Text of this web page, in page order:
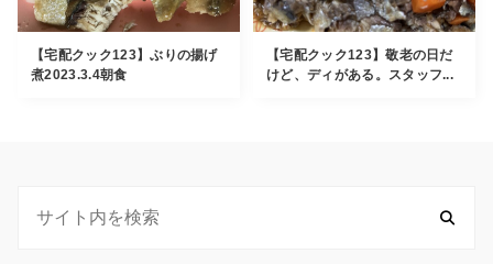
【宅配クック123】ぶりの揚げ
煮2023.3.4朝食
【宅配クック123】敬老の日だ
けど、ディがある。スタッフ...